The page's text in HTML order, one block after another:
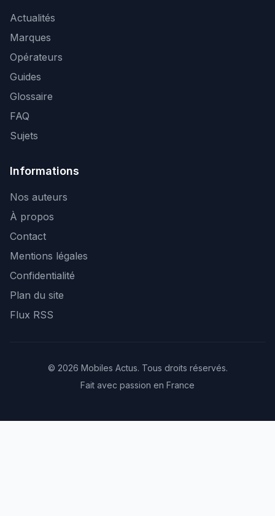
Actualités
Marques
Opérateurs
Guides
Glossaire
FAQ
Sujets
Informations
Nos auteurs
À propos
Contact
Mentions légales
Confidentialité
Plan du site
Flux RSS
© 2026 Mobiles Actus. Tous droits réservés.
Fait avec passion en France